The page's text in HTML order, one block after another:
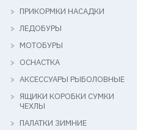
ПРИКОРМКИ НАСАДКИ
ЛЕДОБУРЫ
МОТОБУРЫ
ОСНАСТКА
АКСЕССУАРЫ РЫБОЛОВНЫЕ
ЯЩИКИ КОРОБКИ СУМКИ
ЧЕХЛЫ
ПАЛАТКИ ЗИМНИЕ